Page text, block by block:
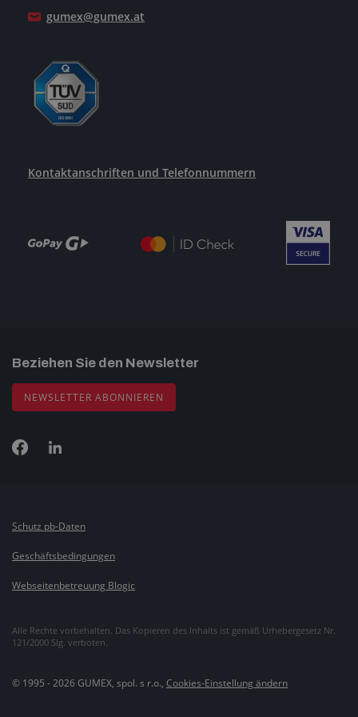
gumex@gumex.at
Kontaktanschriften und Telefonnummern
Beziehen Sie den Newsletter
NEWSLETTER ABONNIEREN
Alle Rechte vorbehalten. Das Kopieren des Inhalts ist gemäß Urhebergesetz Nr.
121/2000 Slg. verboten.
Schutz pb-Daten
Geschäftsbedingungen
Webseitenbetreuung Blogic
© 1995 - 2026 GUMEX, spol. s r.o., Cookies-Einstellung ändern